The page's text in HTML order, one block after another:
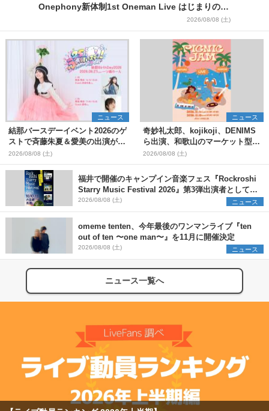
Onephony新体制1st Oneman Live はじまりの夏
2026/08/08 (土)
ニュース
結那バースデーイベント2026のゲ
ストで斉藤朱夏＆愛美の出演が決
定
2026/08/08 (土)
ニュース
奇妙礼太郎、kojikoji、DENIMS
ら出演、和歌山のマーケット型野
外イベント『PICNIC JAM
2026』早割チケット発売開始
2026/08/08 (土)
福井で開催のキャンプイン音楽フェス『Rockroshi
Starry Music Festival 2026』第3弾出演者として
SCOOBIE DO、かりゆし58、Reiを発表
2026/08/08 (土) ニュース
omeme tenten、今年最後のワンマンライブ『ten
out of ten 〜one man〜』を11月に開催決定
2026/08/08 (土) ニュース
ニュース一覧へ